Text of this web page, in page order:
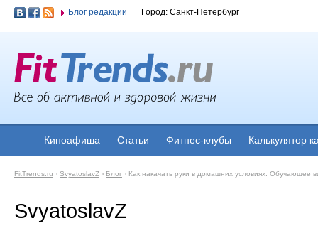
Блог редакции Город: Санкт-Петербург
Киноафиша Статьи Фитнес-клубы Калькулятор
FitTrends.ru › SvyatoslavZ › Блог › Как накачать руки в домашних условиях. Обучающее
SvyatoslavZ